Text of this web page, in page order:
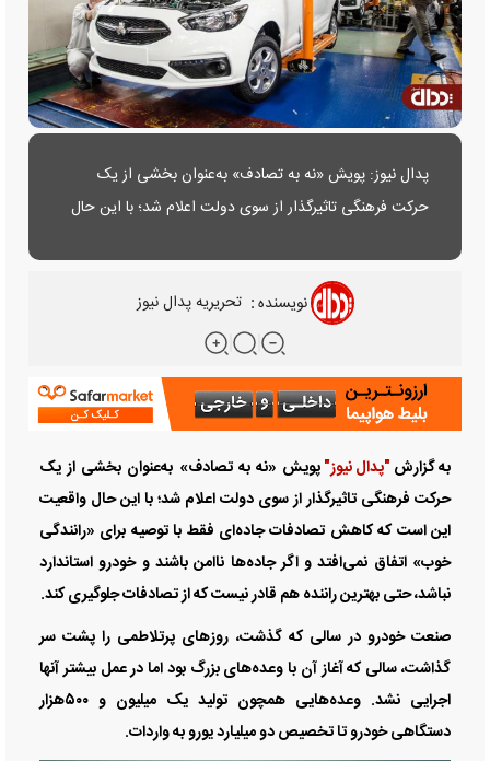
پدال نیوز: پویش «نه به تصادف» به‌عنوان بخشی از یک
حرکت فرهنگی تاثیرگذار از سوی دولت اعلام شد؛ با این حال
و خودرو استاندارد نباشد، حتی بهترین راننده هم قادر نیست
که از تصادفات جلوگیری کند.
نویسنده: تحریریه پدال نیوز
به گزارش"پدال نیوز"پویش «نه به تصادف» به‌عنوان بخشی از یک
حرکت فرهنگی تاثیرگذار از سوی دولت اعلام شد؛ با این حال واقعیت
این است که کاهش تصادفات جاده‌ای فقط با توصیه برای «رانندگی
خوب» اتفاق نمی‌افتد و اگر جاده‌ها ناامن باشند و خودرو استاندارد
نباشد، حتی بهترین راننده هم قادر نیست که از تصادفات جلوگیری کند.
صنعت خودرو در سالی که گذشت، روزهای پرتلاطمی را پشت سر
گذاشت، سالی که آغاز آن با وعده‌‌‌های بزرگ بود اما در عمل بیشتر آنها
اجرایی نشد. وعده‌هایی همچون تولید یک میلیون و ۵۰۰‌هزار
دستگاهی خودرو تا تخصیص دو میلیارد یورو به واردات.